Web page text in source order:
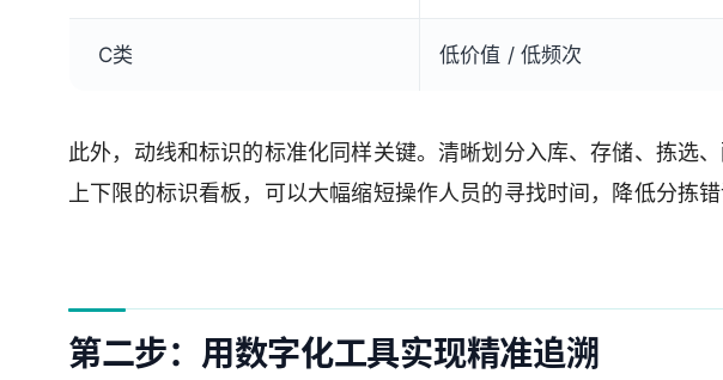
C类 低价值 / 低频次
此外，动线和标识的标准化同样关键。清晰划分入库、存储、拣选
上下限的标识看板，可以大幅缩短操作人员的寻找时间，降低分拣错
第二步：用数字化工具实现精准追溯